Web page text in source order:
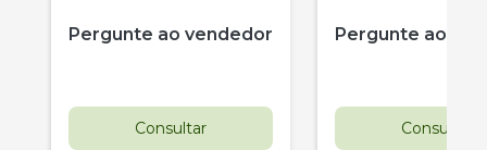
Pergunte ao vendedor
Consultar
Pergunte ao
Consultar